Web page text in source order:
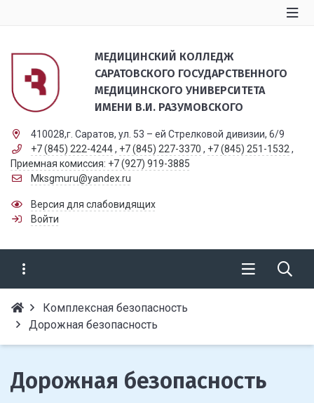
МЕДИЦИНСКИЙ КОЛЛЕДЖ
САРАТОВСКОГО ГОСУДАРСТВЕННОГО
МЕДИЦИНСКОГО УНИВЕРСИТЕТА
ИМЕНИ В.И. РАЗУМОВСКОГО
410028,г. Саратов, ул. 53 – ей Стрелковой дивизии, 6/9
+7 (845) 222-4244 , +7 (845) 227-3370 , +7 (845) 251-1532 ,
Приемная комиссия: +7 (927) 919-3885
Mksgmuru@yandex.ru
Версия для слабовидящих
Войти
Комплексная безопасность
Дорожная безопасность
Дорожная безопасность